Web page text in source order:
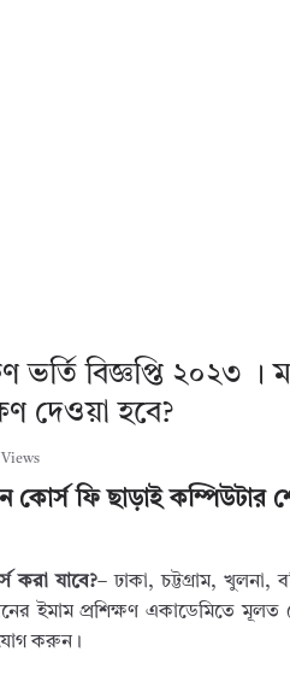
ভর্তি বিজ্ঞপ্তি ২০২৩ ।
দেওয়া হবে?
কোর্স ফি ছাড়াই কম্পিউটার
করা যাবে?– ঢাকা, চট্টগ্রাম, খুলনা,
ইমাম প্রশিক্ষণ একাডেমিতে
করুন।